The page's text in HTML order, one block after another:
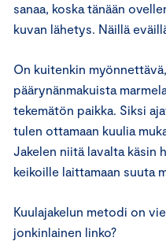
sanaa, koska tänään
kuvan lähetys. Näillä
On kuitenkin
päärynänmakuista
tekemätön paikka. Siksi
tulen ottamaan kuulia
Jakelen niitä lavalta käsin
keikoille laittamaan suuta
Kuulajakelun metodi on
jonkinlainen linko?